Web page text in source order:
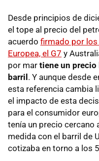
Desde principios de
el tope al precio del
acuerdo firmado por los
Europea, el G7 y
por mar tiene un
barril . Y aunque desde
esta referencia cambia
el impacto de esta
para el consumidor
tenía un precio cercano
medida con el barril de
cotizaba en torno a los